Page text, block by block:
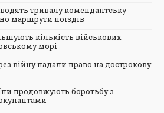
тривалу комендантську
маршрути поїздів
кількість військових
морі
війну надали право на дострокову
продовжують боротьбу з